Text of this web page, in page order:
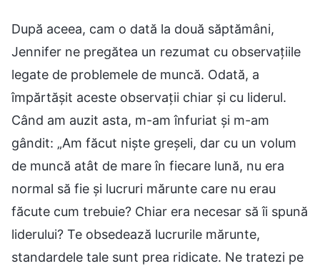
După aceea, cam o dată la două săptămâni,
Jennifer ne pregătea un rezumat cu observațiile
legate de problemele de muncă. Odată, a
împărtășit aceste observații chiar și cu liderul.
Când am auzit asta, m-am înfuriat și m-am
gândit: „Am făcut niște greșeli, dar cu un volum
de muncă atât de mare în fiecare lună, nu era
normal să fie și lucruri mărunte care nu erau
făcute cum trebuie? Chiar era necesar să îi spună
liderului? Te obsedează lucrurile mărunte,
standardele tale sunt prea ridicate. Ne tratezi pe